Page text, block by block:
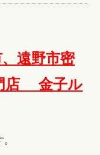
遠野市密
店 金子ル